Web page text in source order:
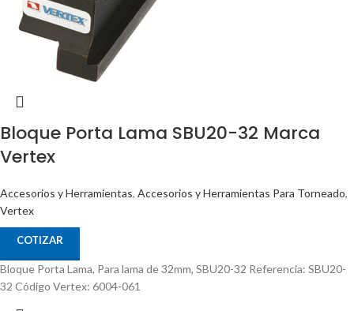
Bloque Porta Lama SBU20-32 Marca
Vertex
Accesorios y Herramientas, Accesorios y Herramientas Para Torneado,
Vertex
COTIZAR
Bloque Porta Lama, Para lama de 32mm, SBU20-32 Referencia: SBU20-
32 Código Vertex: 6004-061